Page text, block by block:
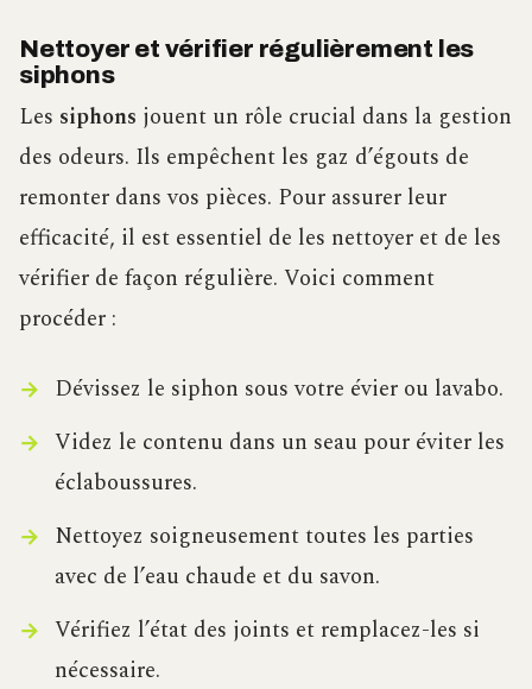
Nettoyer et vérifier régulièrement les
siphons
Les siphons jouent un rôle crucial dans la gestion
des odeurs. Ils empêchent les gaz d’égouts de
remonter dans vos pièces. Pour assurer leur
efficacité, il est essentiel de les nettoyer et de les
vérifier de façon régulière. Voici comment
procéder :
Dévissez le siphon sous votre évier ou lavabo.
Videz le contenu dans un seau pour éviter les
éclaboussures.
Nettoyez soigneusement toutes les parties
avec de l’eau chaude et du savon.
Vérifiez l’état des joints et remplacez-les si
nécessaire.